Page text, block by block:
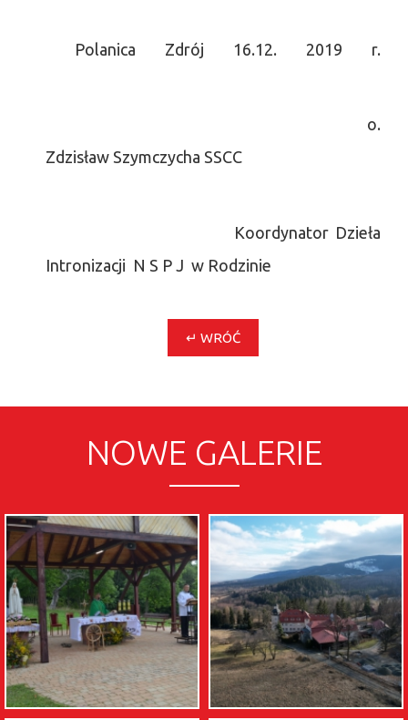
Polanica Zdrój 16.12. 2019 r.
o.
Zdzisław Szymczycha SSCC
Koordynator Dzieła
Intronizacji N S P J w Rodzinie
↵ WRÓĆ
NOWE GALERIE